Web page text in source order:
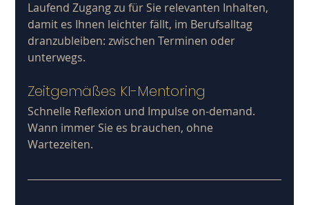
Laufend Zugang zu für Sie relevanten Inhalten,
damit es Ihnen leichter fällt, im Berufsalltag
dranzubleiben: zwischen Terminen oder
unterwegs.
Zeitgemäßes KI-Mentoring
Schnelle Reflexion und Impulse on-demand.
Wann immer Sie es brauchen, ohne
Wartezeiten.